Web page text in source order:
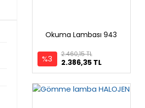
Okuma Lambası 943
%3 2.386,35 TL
2.460,15 TL